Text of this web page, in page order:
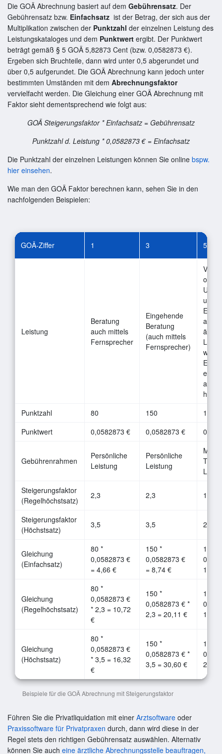
Die GOÄ Abrechnung basiert auf dem Gebührensatz. Der
Gebührensatz bzw. Einfachsatz ist der Betrag, der sich aus der
Multiplikation zwischen der Punktzahl der einzelnen Leistung des
Leistungskataloges und dem Punktwert ergibt. Der Punktwert
beträgt gemäß § 5 GOÄ 5,82873 Cent (bzw. 0,0582873 €).
Ergeben sich Bruchteile, dann wird unter 0,5 abgerundet und
über 0,5 aufgerundet. Die GOÄ Abrechnung kann jedoch unter
bestimmten Umständen mit dem Abrechnungsfaktor
vervielfacht werden. Die Gleichung einer GOÄ Abrechnung mit
Faktor sieht dementsprechend wie folgt aus:
GOÄ Steigerungsfaktor * Einfachsatz = Gebührensatz
Punktzahl d. Leistung * 0,0582873 € = Einfachsatz
Die Punktzahl der einzelnen Leistungen können Sie online bspw.
hier einsehen.
Wie man den GOÄ Faktor berechnen kann, sehen Sie in den
nachfolgenden Beispielen:
GOÄ-Ziffer 1 3 56
Leistung
Beratung
auch mittels
Fernsprecher
Eingehende
Beratung
(auch mittels
Fernsprecher)
ohne
und
Punktzahl
80 150
180
Punktwert
0,0582873 € 0,0582873 €
Gebührenrahmen
Persönliche
Leistung
Persönliche
Leistung
Steigerungsfaktor
(Regelhöchstsatz)
2,3 2,3 1,8
Steigerungsfaktor
(Höchstsatz)
3,5 3,5 2,5
Gleichung
(Einfachsatz)
80 *
0,0582873 €
= 4,66 €
150 *
0,0582873 €
= 8,74 €
180 *
Gleichung
(Regelhöchstsatz)
80 *
0,0582873 €
* 2,3 = 10,72
€
150 *
0,0582873 € *
2,3 = 20,11 €
180 *
1,8 =
Gleichung
(Höchstsatz)
80 *
0,0582873 €
* 3,5 = 16,32
€
150 *
0,0582873 € *
3,5 = 30,60 €
180 *
2,5 =
Beispiele für die GOÄ Abrechnung mit Steigerungsfaktor
Führen Sie die Privatliquidation mit einer Arztsoftware oder
Praxissoftware für Privatpraxen durch, dann wird diese in der
Regel stets den richtigen Gebührensatz auswählen. Alternativ
können Sie auch eine ärztliche Abrechnungsstelle beauftragen,